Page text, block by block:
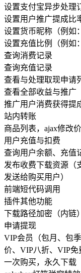
设置支付宝异步处理
设置用户推广提成比
设置货币昵称（例如
设置充值比例（例如
查询消费记录
查询充值记录
查看与处理取现申请
查看全部收益与推广
推广用户消费获得提
站内转账
商品列表，ajax修改
用户充值与扣费
查询用户余额、充值
发布收费下载资源（
发送给购买用户）
前端短代码调用
插件其他功能
下载路径加密（内链）
申请提现
VIP会员（包月、包
价、VIP八折、VIP免
一次购买，永久下载